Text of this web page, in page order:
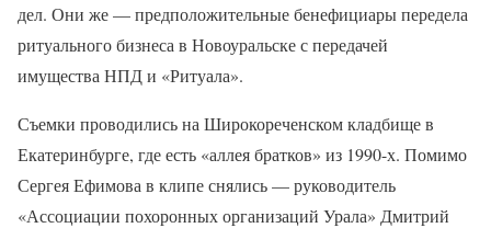
дел. Они же — предположительные бенефициары передела
ритуального бизнеса в Новоуральске с передачей
имущества НПД и «Ритуала».
Съемки проводились на Широкореченском кладбище в
Екатеринбурге, где есть «аллея братков» из 1990-х. Помимо
Сергея Ефимова в клипе снялись — руководитель
«Ассоциации похоронных организаций Урала» Дмитрий